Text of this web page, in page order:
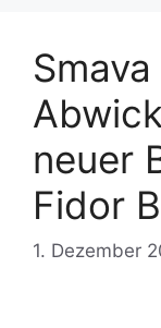
neuer
Fidor
1. Dezember